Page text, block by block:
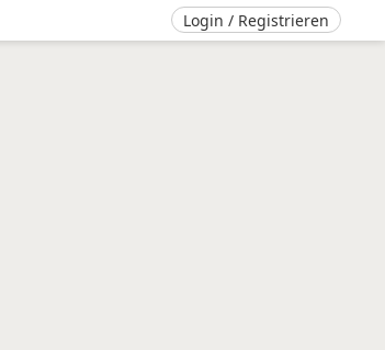
Login / Registrieren